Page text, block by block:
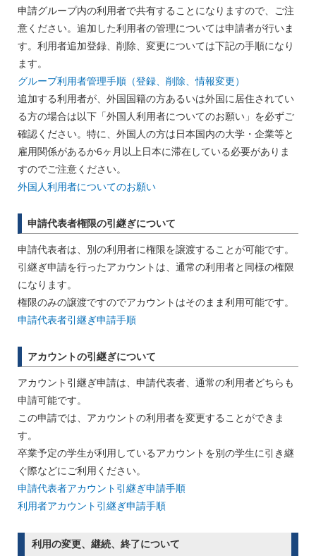
申請グループ内の利用者で共有することになりますので、ご注
意ください。追加した利用者の管理については申請者が行いま
す。利用者追加登録、削除、変更については下記の手順になり
ます。
グループ利用者管理手順（登録、削除、情報変更）
追加する利用者が、外国国籍の方あるいは外国に居住されてい
る方の場合は以下「外国人利用者についてのお願い」を必ずご
確認ください。特に、外国人の方は日本国内の大学・企業等と
雇用関係があるか6ヶ月以上日本に滞在している必要がありま
すのでご注意ください。
外国人利用者についてのお願い
申請代表者権限の引継ぎについて
申請代表者は、別の利用者に権限を譲渡することが可能です。
引継ぎ申請を行ったアカウントは、通常の利用者と同様の権限
になります。
権限のみの譲渡ですのでアカウントはそのまま利用可能です。
申請代表者引継ぎ申請手順
アカウントの引継ぎについて
アカウント引継ぎ申請は、申請代表者、通常の利用者どちらも
申請可能です。
この申請では、アカウントの利用者を変更することができま
す。
卒業予定の学生が利用しているアカウントを別の学生に引き継
ぐ際などにご利用ください。
申請代表者アカウント引継ぎ申請手順
利用者アカウント引継ぎ申請手順
利用の変更、継続、終了について